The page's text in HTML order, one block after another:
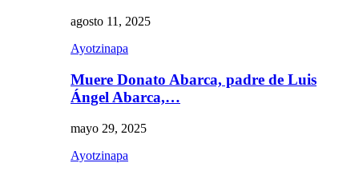
agosto 11, 2025
Ayotzinapa
Muere Donato Abarca, padre de Luis
Ángel Abarca,…
mayo 29, 2025
Ayotzinapa